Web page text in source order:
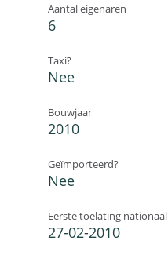
Aantal eigenaren
6
Taxi?
Nee
Bouwjaar
2010
Geïmporteerd?
Nee
Eerste toelating nationaal
27-02-2010